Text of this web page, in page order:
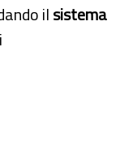
ilsistema